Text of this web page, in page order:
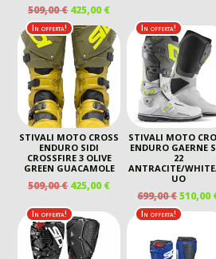
509,00€ IL
PREZZO
ORIGINALE
ERA:
509,00 €.
425,00€IL
PREZZO
ATTUALE
È:
425,00 €.
In offerta!
STIVALI MOTO CROSS
ENDURO SIDI
CROSSFIRE 3 OLIVE
GREEN GUACAMOLE
509,00€ IL
ORIGINALE
ERA:
509,00 €.
425,00€IL
PREZZO
ATTUALE
425,00 €.
In offerta!
STIVALI MOTO
ENDURO GAERNE
22
ANTRACITE/
UO
699,00€IL
PREZZO
ERA:
699,00 €.
510,00
In offerta! In offerta!